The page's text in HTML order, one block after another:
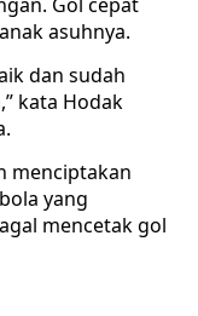
asuhnya.
dan sudah
kata Hodak
menciptakan
yang
mencetak gol